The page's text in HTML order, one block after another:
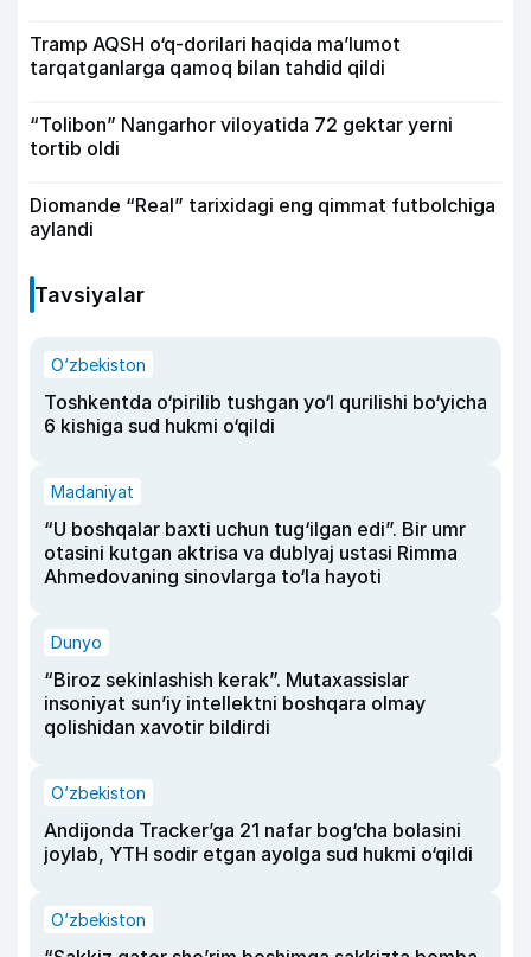
Tramp AQSH o‘q-dorilari haqida ma’lumot
tarqatganlarga qamoq bilan tahdid qildi
“Tolibon” Nangarhor viloyatida 72 gektar yerni
tortib oldi
Diomande “Real” tarixidagi eng qimmat futbolchiga
aylandi
Tavsiyalar
O‘zbekiston
Toshkentda o‘pirilib tushgan yo‘l qurilishi bo‘yicha
6 kishiga sud hukmi o‘qildi
Madaniyat
“U boshqalar baxti uchun tug‘ilgan edi”. Bir umr
otasini kutgan aktrisa va dublyaj ustasi Rimma
Ahmedovaning sinovlarga to‘la hayoti
Dunyo
“Biroz sekinlashish kerak”. Mutaxassislar
insoniyat sun’iy intellektni boshqara olmay
qolishidan xavotir bildirdi
O‘zbekiston
Andijonda Tracker’ga 21 nafar bog‘cha bolasini
joylab, YTH sodir etgan ayolga sud hukmi o‘qildi
O‘zbekiston